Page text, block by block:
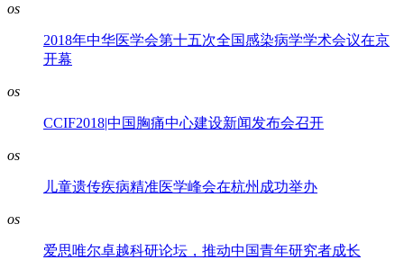
os
2018年中华医学会第十五次全国感染病学学术会议在京
开幕
os
CCIF2018|中国胸痛中心建设新闻发布会召开
os
儿童遗传疾病精准医学峰会在杭州成功举办
os
爱思唯尔卓越科研论坛，推动中国青年研究者成长